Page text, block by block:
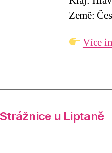
Země:
Více
u Liptaně